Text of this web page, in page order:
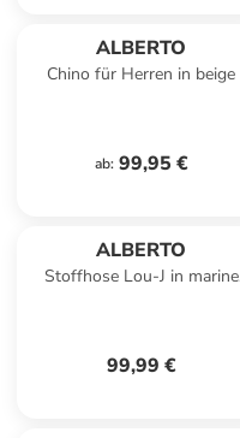
ALBERTO
Chino für Herren in beige
ab: 99,95 €
ALBERTO
Stoffhose Lou-J in marine
99,99 €